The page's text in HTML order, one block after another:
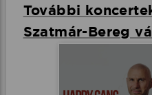
További
Szatmár-Bereg